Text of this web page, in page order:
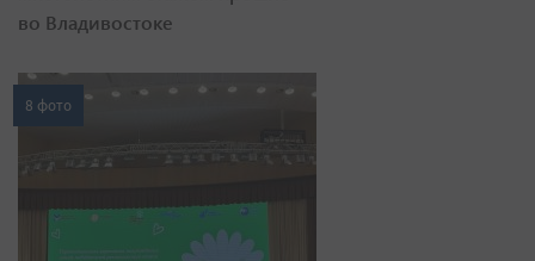
во Владивостоке
8 фото